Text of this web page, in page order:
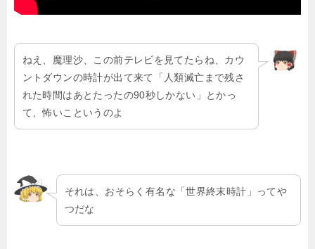
ねえ、魔理沙、この前テレビを見てたらね、カウ
ントダウンの時計が出て来て「人類滅亡まで残さ
れた時間はあとたったの90秒しかない」とかっ
て、怖いこというのよ
それは、おそらく有名な「世界終末時計」ってや
つだな